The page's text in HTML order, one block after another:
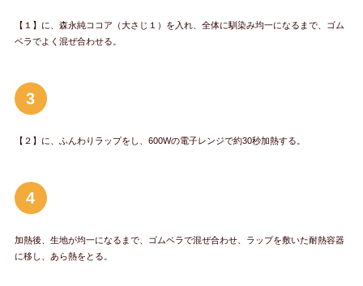
【１】に、森永純ココア（大さじ１）を入れ、全体に馴染み均一になるまで、ゴム
ベラでよく混ぜ合わせる。
3
【２】に、ふんわりラップをし、600Wの電子レンジで約30秒加熱する。
4
加熱後、生地が均一になるまで、ゴムベラで混ぜ合わせ、ラップを敷いた耐熱容器
に移し、あら熱をとる。